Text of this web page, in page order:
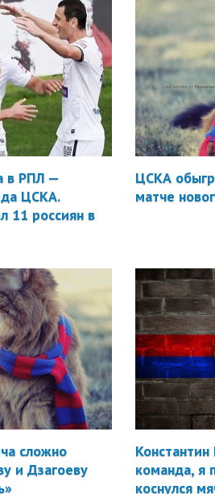
в РПЛ —
ЦСКА.
11 россиян в
ЦСКА
матче
сложно
и Дзагоеву
Константин
команда, я
коснулся